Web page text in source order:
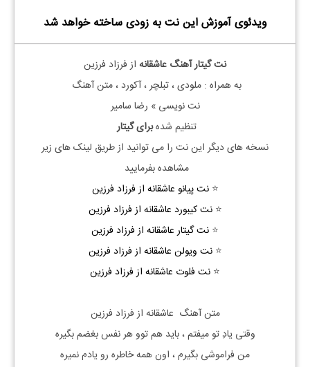
ویدئوی آموزش این نت به زودی ساخته خواهد شد
نت گیتار آهنگ عاشقانه از فرزاد فرزین
به همراه : ملودی ، تبلچر ، آکورد ، متن آهنگ
نت نویسی » رضا سامیر
تنظیم شدهبرای گیتار
نسخه های دیگر این نت را می توانید از طریق لینک های زیر
مشاهده بفرمایید
⭐نت پیانو عاشقانه از فرزاد فرزین
⭐ نت کیبورد عاشقانه از فرزاد فرزین
⭐ نت گیتار عاشقانه از فرزاد فرزین
⭐ نت ویولن عاشقانه از فرزاد فرزین
⭐ نت فلوت عاشقانه از فرزاد فرزین
متن آهنگ عاشقانه از فرزاد فرزین
وقتی یادِ تو میفتم ، باید هم توو هر نفس بغضم بگیره
من فراموشی بگیرم ، اون همه خاطره رو یادم نمیره